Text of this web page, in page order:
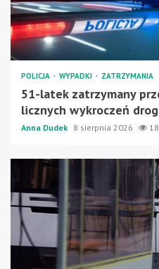
POLICJA WYPADKI ZATRZYMANIA
51-latek zatrzymany
licznych wykroczeń
Anna Dudek 8 sierpnia 2026 18